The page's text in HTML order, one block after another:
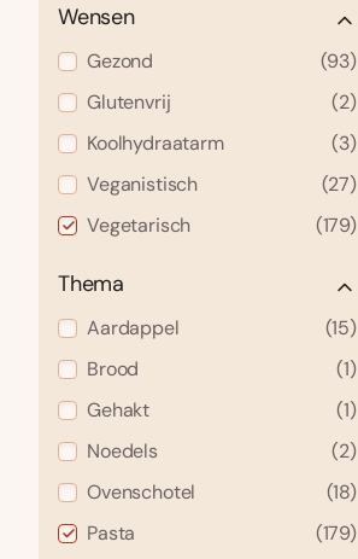
Wensen
Gezond
(93)
Glutenvrij
(2)
Koolhydraatarm
(3)
Veganistisch
(27)
Vegetarisch
(179)
Thema
Aardappel
(15)
Brood
(1)
Gehakt
(1)
Noedels
(2)
Ovenschotel
(18)
Pasta
(179)